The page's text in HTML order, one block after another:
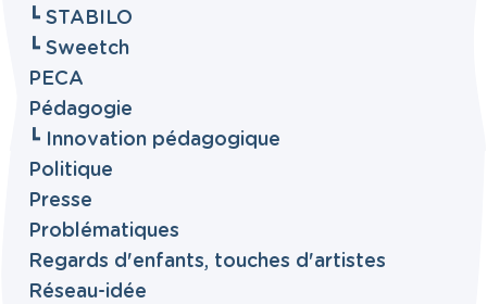
┗ STABILO
┗ Sweetch
PECA
Pédagogie
┗ Innovation pédagogique
Politique
Presse
Problématiques
Regards d'enfants, touches d'artistes
Réseau-idée